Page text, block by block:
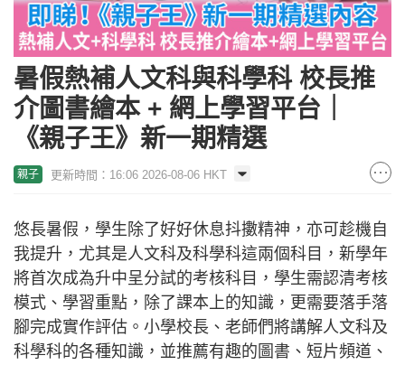
暑假熱補人文科與科學科 校長推
介圖書繪本 + 網上學習平台｜
《親子王》新一期精選
親子 更新時間：16:06 2026-08-06 HKT
悠長暑假，學生除了好好休息抖擻精神，亦可趁機自
我提升，尤其是人文科及科學科這兩個科目，新學年
將首次成為升中呈分試的考核科目，學生需認清考核
模式、學習重點，除了課本上的知識，更需要落手落
腳完成實作評估。小學校長、老師們將講解人文科及
科學科的各種知識，並推薦有趣的圖書、短片頻道、